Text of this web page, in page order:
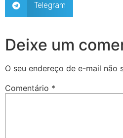
Telegram
Deixe um
O seu endereço de e-mail não
Comentário *